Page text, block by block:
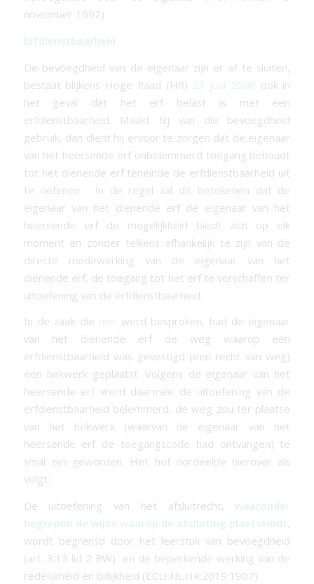
november 1992).
Erfdienstbaarheid
De bevoegdheid van de eigenaar zijn er af te sluiten,
bestaat blijkens Hoge Raad (HR) 23 juni 2006 ook in
het geval dat het erf belast is met een
erfdienstbaarheid. Maakt hij van die bevoegdheid
gebruik, dan dient hij ervoor te zorgen dat de eigenaar
van het heersende erf onbelemmerd toegang behoudt
tot het dienende erf teneinde de erfdienstbaarheid uit
te oefenen. In de regel zal dit betekenen dat de
eigenaar van het dienende erf de eigenaar van het
heersende erf de mogelijkheid biedt zich op elk
moment en zonder telkens afhankelijk te zijn van de
directe medewerking van de eigenaar van het
dienende erf, de toegang tot het erf te verschaffen ter
uitoefening van de erfdienstbaarheid.
In de zaak die hier werd besproken, had de eigenaar
van het dienende erf de weg waarop een
erfdienstbaarheid was gevestigd (een recht van weg)
een hekwerk geplaatst. Volgens de eigenaar van het
heersende erf werd daarmee de uitoefening van de
erfdienstbaarheid belemmerd, de weg zou ter plaatse
van het hekwerk (waarvan de eigenaar van het
heersende erf de toegangscode had ontvangen) te
smal zijn geworden. Het hof oordeelde hierover als
volgt:
De uitoefening van het afsluitrecht, waaronder
begrepen de wijze waarop de afsluiting plaatsvindt,
wordt begrensd door het leerstuk van bevoegdheid
(art. 3:13 lid 2 BW) en de beperkende werking van de
redelijkheid en billijkheid (ECLI:NL:HR:2019:1907).